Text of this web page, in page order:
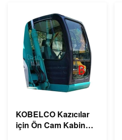
KOBELCO Kazıcılar
için Ön Cam Kabin